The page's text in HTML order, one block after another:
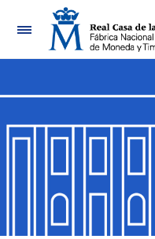
Navegació
Mostra/Amaga
Mostra/Amaga
Mostra/Amaga